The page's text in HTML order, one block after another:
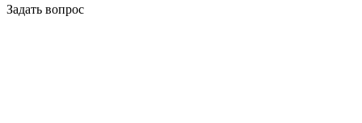
Задать вопрос